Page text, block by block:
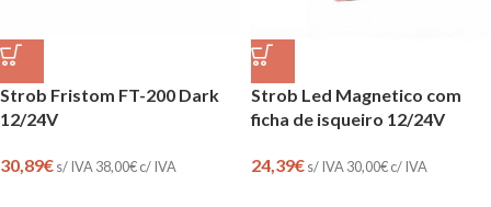
Strob Fristom FT-200 Dark
12/24V
30,89€s/ IVA 38,00€c/ IVA
Strob Led Magnetico com
ficha de isqueiro 12/24V
24,39€s/ IVA 30,00€c/ IVA